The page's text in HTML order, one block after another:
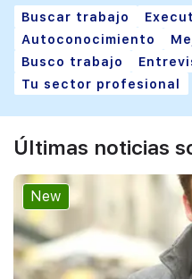
Buscar trabajo
Autoconocimiento
Busco trabajo
Tu sector profesional
Últimas noticias
New